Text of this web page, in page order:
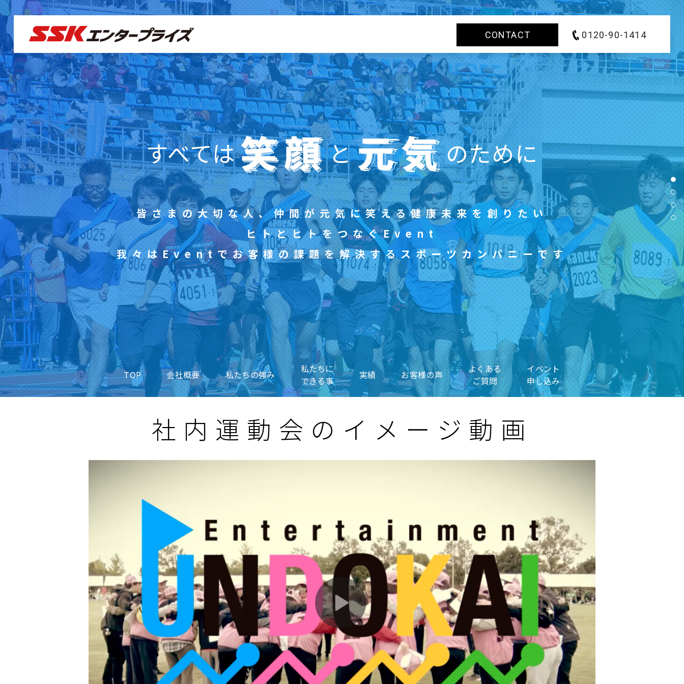
CONTACT 0120-90-1414
ウェルネス推販部
会社概要
私たちの強み
私たちにできること
実績
お客様の声
よくあるご質問
お問い合わせ・資料請求
イベント申し込み
サイトのご利用について
プライバシーポリシー
すべては と のために
皆さまの大切な人、仲間が元気に笑える健康未来を創りたい
ヒトとヒトをつなぐEvent
我々はEventでお客様の課題を解決するスポーツカンパニーです
TOP 会社概要 私たちの強み
私たちに
できる事
実績 お客様の声
よくある
ご質問
イベント
申し込み
社内運動会の イメージ動画